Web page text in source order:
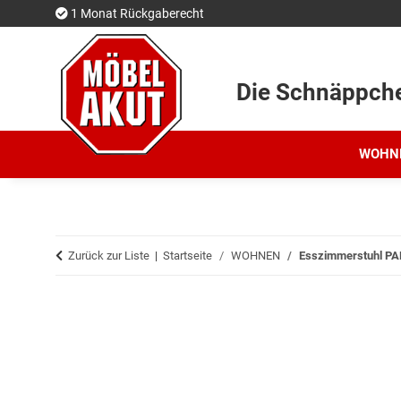
1 Monat Rückgaberecht
Die
Zurück zur Liste Startseite WOHNEN Esszimmerstuhl